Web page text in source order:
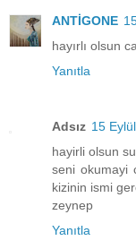
ANTİGONE
hayırlı olsun
Yanıtla
Adsız 15
hayirli olsun
seni okumayi
kizinin ismi
zeynep
Yanıtla